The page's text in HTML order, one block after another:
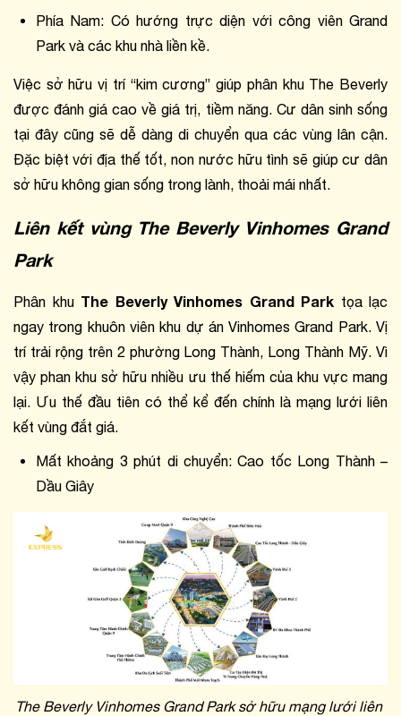
Phía Nam: Có hướng trực diện với công viên Grand
Park và các khu nhà liền kề.
Việc sở hữu vị trí “kim cương” giúp phân khu The Beverly
được đánh giá cao về giá trị, tiềm năng. Cư dân sinh sống
tại đây cũng sẽ dễ dàng di chuyển qua các vùng lân cận.
Đặc biệt với địa thế tốt, non nước hữu tình sẽ giúp cư dân
sở hữu không gian sống trong lành, thoải mái nhất.
Liên kết vùng The Beverly Vinhomes Grand
Park
Phân khu The Beverly Vinhomes Grand Park tọa lạc
ngay trong khuôn viên khu dự án Vinhomes Grand Park. Vị
trí trải rộng trên 2 phường Long Thành, Long Thành Mỹ. Vì
vậy phan khu sở hữu nhiều ưu thế hiếm của khu vực mang
lại. Ưu thế đầu tiên có thể kể đến chính là mạng lưới liên
kết vùng đắt giá.
Mất khoảng 3 phút di chuyển: Cao tốc Long Thành –
Dầu Giây
The Beverly Vinhomes Grand Park sở hữu mạng lưới liên